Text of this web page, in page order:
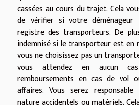
cassées au cours du trajet. Cela
de vérifier si votre
registre des transporteurs. De
indemnisé si le transporteur est en
vous ne choisissez pas un
vous attendez en aucun
remboursements en cas de vol
affaires. Vous serez
nature accidentels ou matériels.